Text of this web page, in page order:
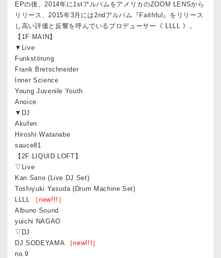
EPの後、2014年に1stアルバムをアメリカのZOOM LENSから
リリース、2015年3月には2ndアルバム『Faithful』をリリース
し高い評価と反響を呼んでいるプロデューサー《 LLLL 》。
【1F MAIN】
▼Live
Funkstörung
Frank Bretschneider
Inner Science
Young Juvenile Youth
Anoice
▼DJ
Akufen
Hiroshi Watanabe
sauce81
【2F LIQUID LOFT】
▽Live
Kan Sano (Live DJ Set)
Toshiyuki Yasuda (Drum Machine Set)
LLLL
［new!!!］
Albuno Sound
yuichi NAGAO
▽DJ
DJ SODEYAMA
［new!!!］
no.9